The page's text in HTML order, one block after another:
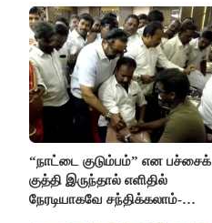
“நாட்டை குடும்பம்” என பச்சைக்
குத்தி இருந்தால் எளிதில்
நேரடியாகவே சந்திக்கலாம்-